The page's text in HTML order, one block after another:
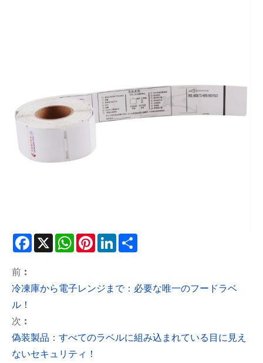
Facebook
X WhatsApp
Pinterest
LinkedIn
前 :
冷凍庫から電子レンジまで：必要な唯一のフードラベ
ル！
次 :
偽装製品：すべてのラベルに組み込まれている目に見え
ないセキュリティ！